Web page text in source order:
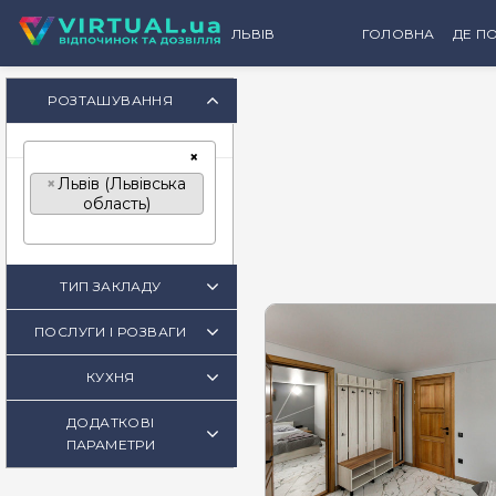
ЛЬВІВ ГОЛОВНА ДЕ
РОЗТАШУВАННЯ
×
×Львів (Львівська
область)
ТИП ЗАКЛАДУ
ПОСЛУГИ І РОЗВАГИ
КУХНЯ
ДОДАТКОВІ
ПАРАМЕТРИ